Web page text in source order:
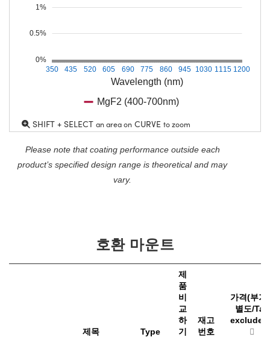
Wavelength (nm)
350 435 520 605 690 775 860 945 1030 1115 1200
0%
0.5%
1%
MgF2 (400-700nm)
SHIFT + SELECT an area on CURVE to zoom
Please note that coating performance outside each
product’s specified design range is theoretical and may
vary.
호환 마운트
제목 Type
제
품
비
교
하
기
재고
번호
가격(부가
별도/Tax